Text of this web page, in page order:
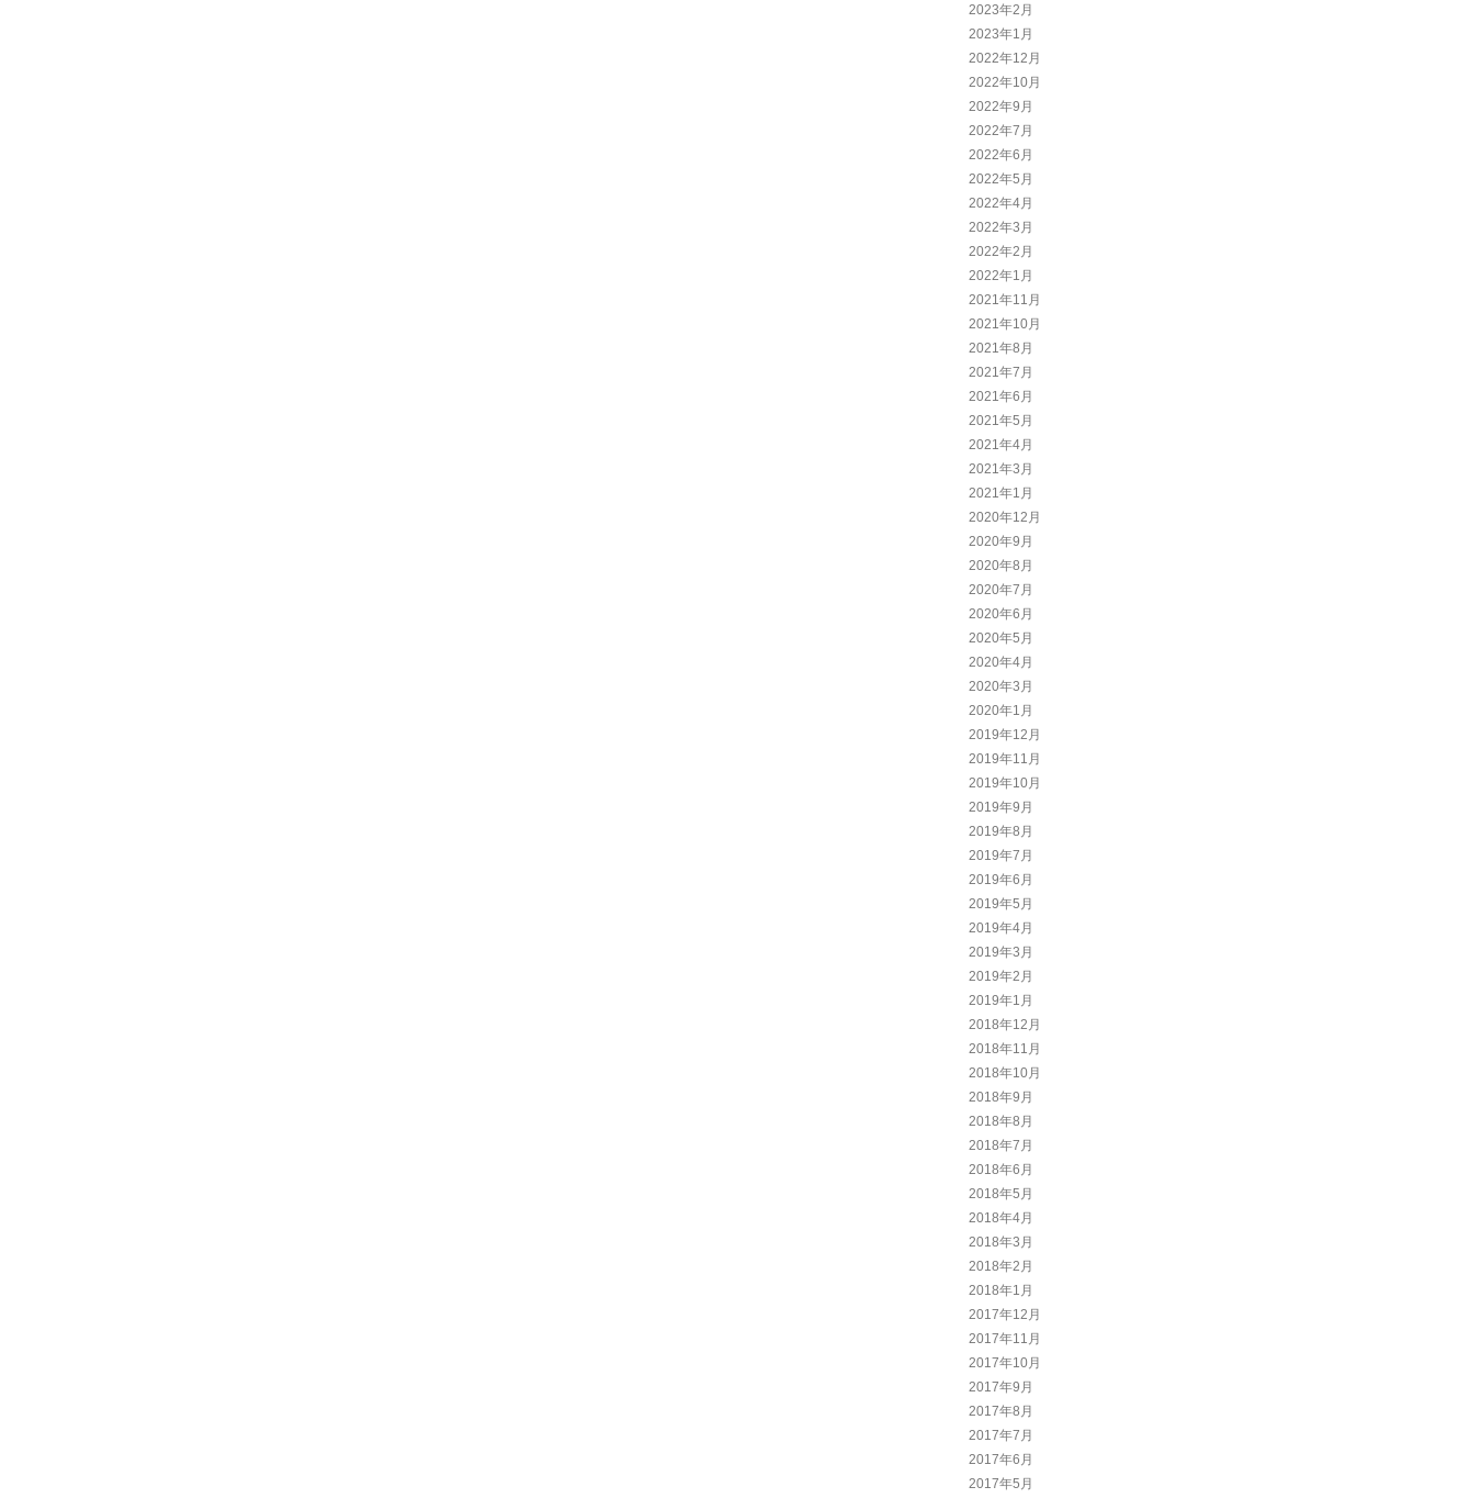
2023年2月
2023年1月
2022年12月
2022年10月
2022年9月
2022年7月
2022年6月
2022年5月
2022年4月
2022年3月
2022年2月
2022年1月
2021年11月
2021年10月
2021年8月
2021年7月
2021年6月
2021年5月
2021年4月
2021年3月
2021年1月
2020年12月
2020年9月
2020年8月
2020年7月
2020年6月
2020年5月
2020年4月
2020年3月
2020年1月
2019年12月
2019年11月
2019年10月
2019年9月
2019年8月
2019年7月
2019年6月
2019年5月
2019年4月
2019年3月
2019年2月
2019年1月
2018年12月
2018年11月
2018年10月
2018年9月
2018年8月
2018年7月
2018年6月
2018年5月
2018年4月
2018年3月
2018年2月
2018年1月
2017年12月
2017年11月
2017年10月
2017年9月
2017年8月
2017年7月
2017年6月
2017年5月